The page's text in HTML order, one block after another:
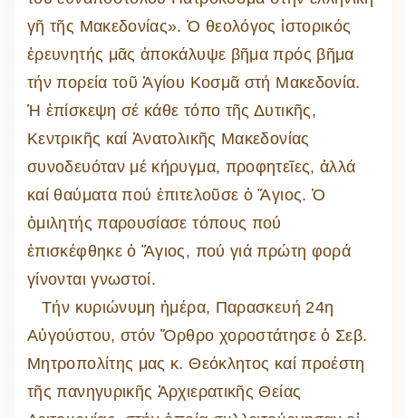
γῆ τῆς Μακεδονίας». Ὁ θεολόγος ἱστορικός
ἐρευνητής μᾶς ἀποκάλυψε βῆμα πρός βῆμα
τήν πορεία τοῦ Ἁγίου Κοσμᾶ στή Μακεδονία.
Ἡ ἐπίσκεψη σέ κάθε τόπο τῆς Δυτικῆς,
Κεντρικῆς καί Ἀνατολικῆς Μακεδονίας
συνοδευόταν μέ κήρυγμα, προφητεῖες, ἀλλά
καί θαύματα πού ἐπιτελοῦσε ὁ Ἅγιος. Ὁ
ὁμιλητής παρουσίασε τόπους πού
ἐπισκέφθηκε ὁ Ἅγιος, πού γιά πρώτη φορά
γίνονται γνωστοί.
Τήν κυριώνυμη ἡμέρα, Παρασκευή 24η
Αὐγούστου, στόν Ὄρθρο χοροστάτησε ὁ Σεβ.
Μητροπολίτης μας κ. Θεόκλητος καί προέστη
τῆς πανηγυρικῆς Ἀρχιερατικῆς Θείας